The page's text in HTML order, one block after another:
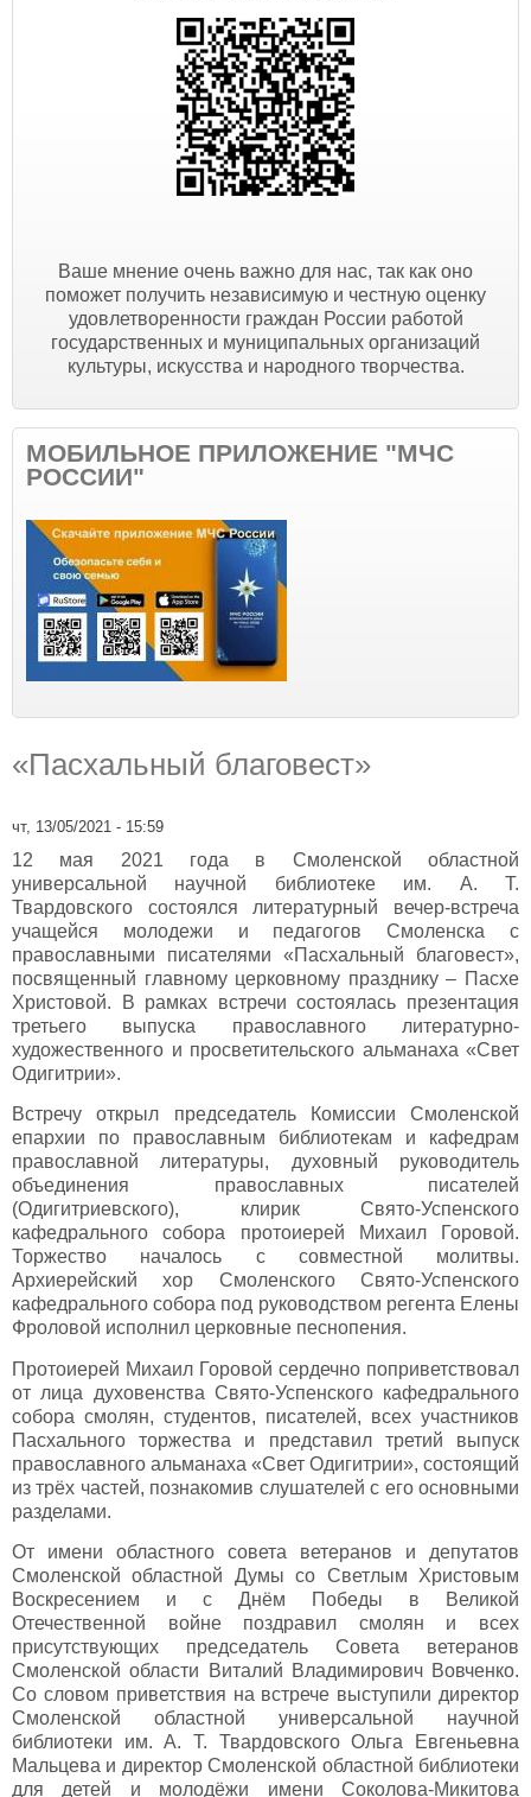
Ваше мнение очень важно для нас, так как оно
поможет получить независимую и честную оценку
удовлетворенности граждан России работой
государственных и муниципальных организаций
культуры, искусства и народного творчества.
МОБИЛЬНОЕ ПРИЛОЖЕНИЕ "МЧС
РОССИИ"
«Пасхальный благовест»
чт, 13/05/2021 - 15:59
12 мая 2021 года в Смоленской областной
универсальной научной библиотеке им. А. Т.
Твардовского состоялся литературный вечер-встреча
учащейся молодежи и педагогов Смоленска с
православными писателями «Пасхальный благовест»,
посвященный главному церковному празднику – Пасхе
Христовой. В рамках встречи состоялась презентация
третьего выпуска православного литературно-
художественного и просветительского альманаха «Свет
Одигитрии».
Встречу открыл председатель Комиссии Смоленской
епархии по православным библиотекам и кафедрам
православной литературы, духовный руководитель
объединения православных писателей
(Одигитриевского), клирик Свято-Успенского
кафедрального собора протоиерей Михаил Горовой.
Торжество началось с совместной молитвы.
Архиерейский хор Смоленского Свято-Успенского
кафедрального собора под руководством регента Елены
Фроловой исполнил церковные песнопения.
Протоиерей Михаил Горовой сердечно поприветствовал
от лица духовенства Свято-Успенского кафедрального
собора смолян, студентов, писателей, всех участников
Пасхального торжества и представил третий выпуск
православного альманаха «Свет Одигитрии», состоящий
из трёх частей, познакомив слушателей с его основными
разделами.
От имени областного совета ветеранов и депутатов
Смоленской областной Думы со Светлым Христовым
Воскресением и с Днём Победы в Великой
Отечественной войне поздравил смолян и всех
присутствующих председатель Совета ветеранов
Смоленской области Виталий Владимирович Вовченко.
Со словом приветствия на встрече выступили директор
Смоленской областной универсальной научной
библиотеки им. А. Т. Твардовского Ольга Евгеньевна
Мальцева и директор Смоленской областной библиотеки
для детей и молодёжи имени Соколова-Микитова